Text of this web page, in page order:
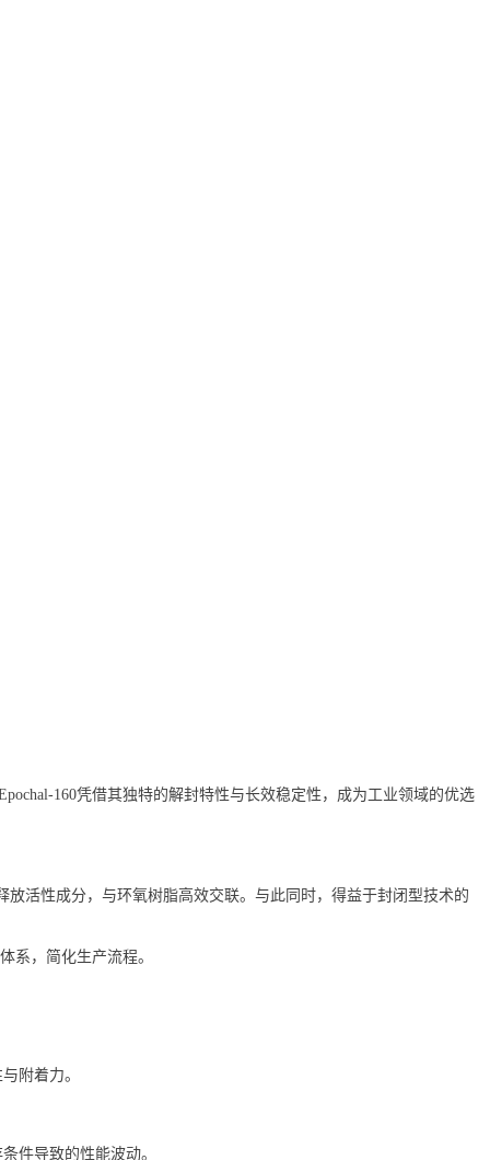
160凭借其独特的解封特性与长效稳定性，成为工业领域的优选
活性成分，与环氧树脂高效交联。与此同时，得益于封闭型技术的
系，简化生产流程。
附着力。
件导致的性能波动。